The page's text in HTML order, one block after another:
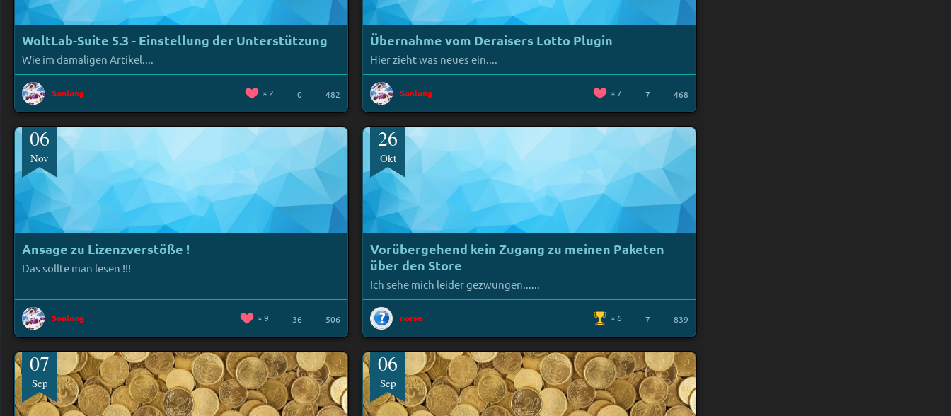
WoltLab-Suite 5.3 - Einstellung der Unterstützung
Wie im damaligen Artikel....
Sonlong 2 0 482
Übernahme vom Deraisers Lotto Plugin
Hier zieht was neues ein....
Sonlong 7 7 468
06
Nov
Ansage zu Lizenzverstöße !
Das sollte man lesen !!!
Sonlong 9 36 506
26
Okt
Vorübergehend kein Zugang zu meinen Paketen
über den Store
Ich sehe mich leider gezwungen......
norse 6 7 839
07
Sep
06
Sep